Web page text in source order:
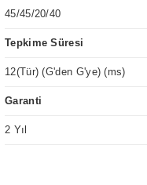
45/45/20/40
Tepkime Süresi
12(Tür) (G'den G'ye) (ms)
Garanti
2 Yıl